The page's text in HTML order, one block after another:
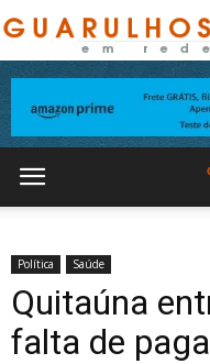
Política Saúde
Quitaúna
falta de